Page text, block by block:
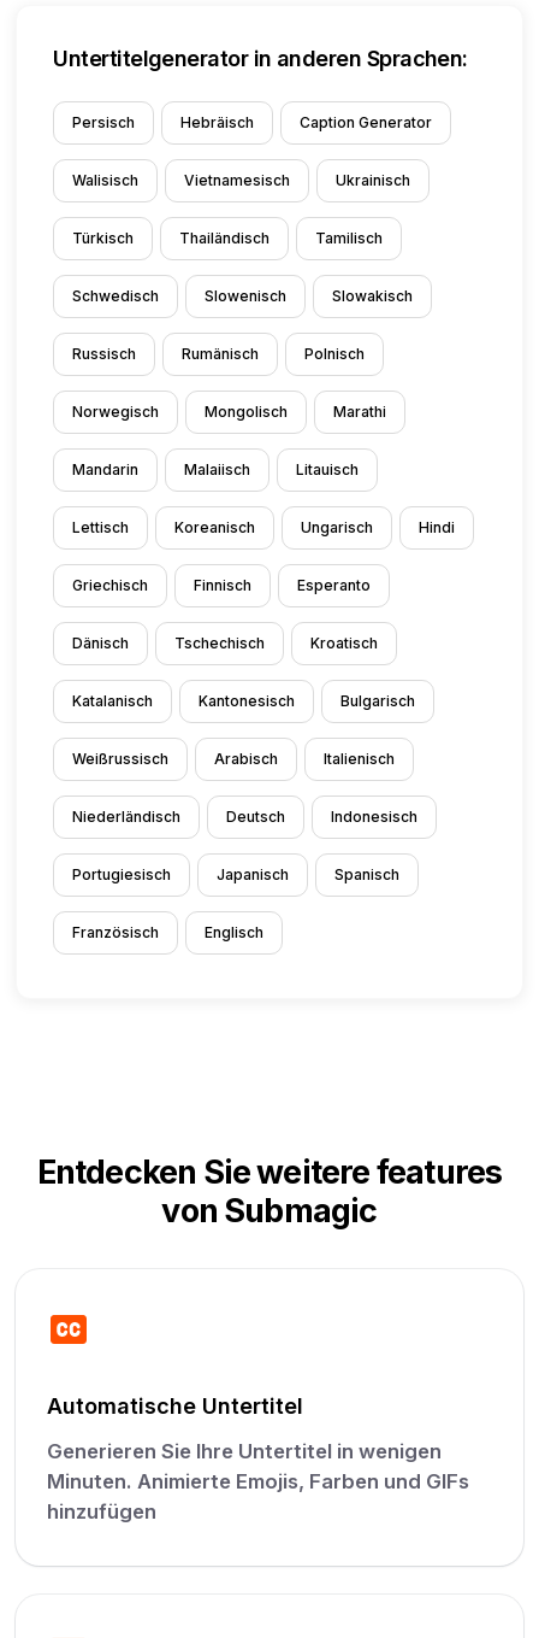
Untertitelgenerator in anderen Sprachen:
Persisch Hebräisch Caption Generator
Walisisch Vietnamesisch Ukrainisch
Türkisch Thailändisch Tamilisch
Schwedisch Slowenisch Slowakisch
Russisch Rumänisch Polnisch
Norwegisch Mongolisch Marathi
Mandarin Malaiisch Litauisch
Lettisch Koreanisch Ungarisch Hindi
Griechisch Finnisch Esperanto
Dänisch Tschechisch Kroatisch
Katalanisch Kantonesisch Bulgarisch
Weißrussisch Arabisch Italienisch
Niederländisch Deutsch Indonesisch
Portugiesisch Japanisch Spanisch
Französisch Englisch
Entdecken Sie weitere features
von Submagic
Automatische Untertitel
Generieren Sie Ihre Untertitel in wenigen
Minuten. Animierte Emojis, Farben und GIFs
hinzufügen